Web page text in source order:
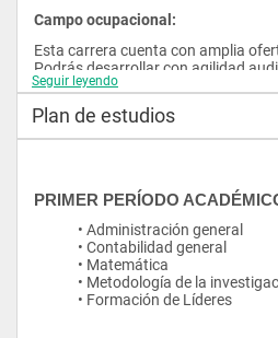
Campo ocupacional:
Esta carrera cuenta con amplia
Podrás desarrollar con agilidad
así como análisis financieros que
de manera independiente o
consultora.
Seguir leyendo
Plan de estudios
PRIMER PERÍODO
• Administración general
• Contabilidad general
• Matemática
• Metodología de la
• Formación de Líderes